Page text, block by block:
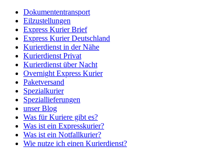
Dokumententransport
Eilzustellungen
Express Kurier Brief
Express Kurier Deutschland
Kurierdienst in der Nähe
Kurierdienst Privat
Kurierdienst über Nacht
Overnight Express Kurier
Paketversand
Spezialkurier
Speziallieferungen
unser Blog
Was für Kuriere gibt es?
Was ist ein Expresskurier?
Was ist ein Notfallkurier?
Wie nutze ich einen Kurierdienst?